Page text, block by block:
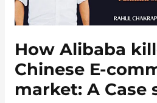
How Alibaba
Chinese E-
market: A Case